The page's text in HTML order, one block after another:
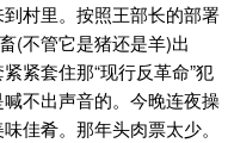
村里。按照王部长的部署
(不管它是猪还是羊)出
紧套住那“现行反革命”犯
不出声音的。今晚连夜操
佳肴。那年头肉票太少。